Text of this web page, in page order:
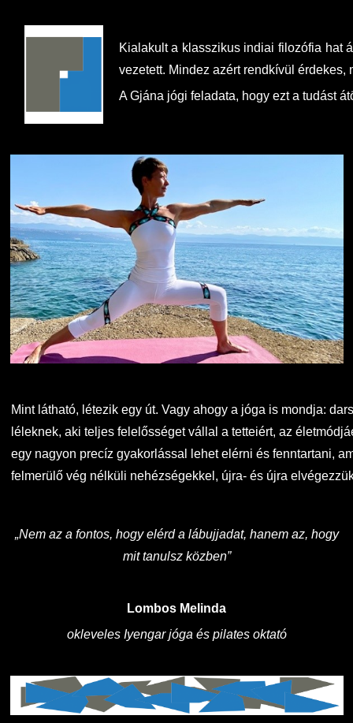
Kialakult a klasszikus indiai filozófia hat
vezetett. Mindez azért rendkívül
A Gjána jógi feladata, hogy ezt a tudást
Mint látható, létezik egy út. Vagy ahogy a jóga is mondja:
léleknek, aki teljes felelősséget vállal a tetteiért, az
egy nagyon precíz gyakorlással lehet elérni és fenntartani,
felmerülő vég nélküli nehézségekkel, újra- és újra
„Nem az a fontos, hogy elérd a lábujjadat, hanem az, hogy
mit tanulsz közben”
Lombos Melinda
okleveles Iyengar jóga és pilates oktató